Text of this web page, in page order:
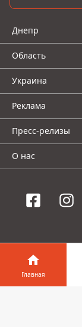
Днепр
Область
Украина
Реклама
Пресс-релизы
О нас
Информатор
Украина
Главная